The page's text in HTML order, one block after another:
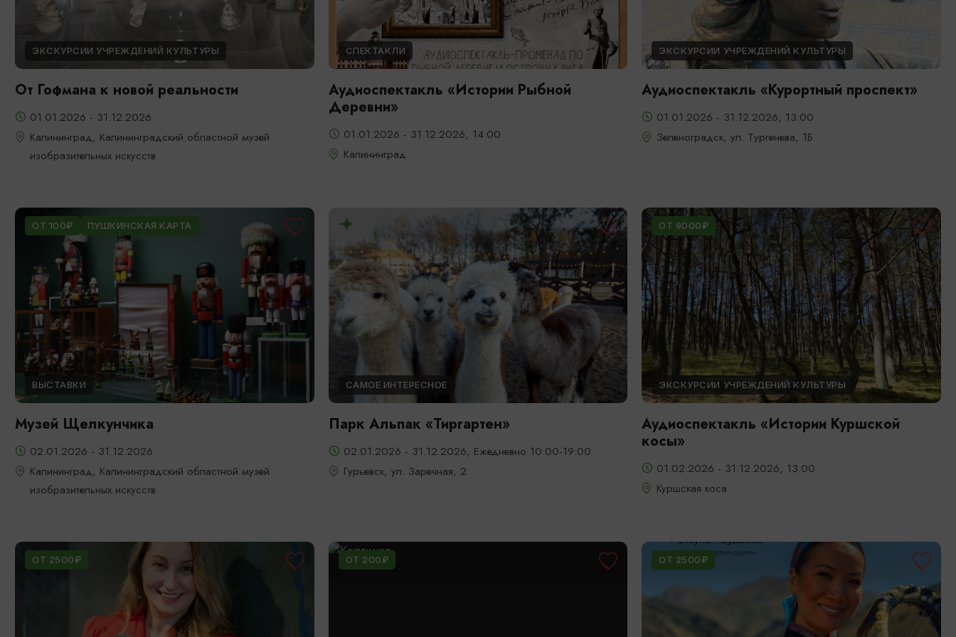
ЭКСКУРСИИ УЧРЕЖДЕНИЙ КУЛЬТУРЫ
От Гофмана к новой реальности
01.01.2026 - 31.12.2026
Калининград, Калининградский областной музей
изобразительных искусств
СПЕКТАКЛИ
Аудиоспектакль «Истории Рыбной
Деревни»
01.01.2026 - 31.12.2026, 14:00
Калининград
ЭКСКУРСИИ УЧРЕЖДЕНИЙ КУЛЬТУРЫ
Аудиоспектакль «Курортный проспект»
01.01.2026 - 31.12.2026, 13:00
Зеленоградск, ул. Тургенева, 1Б
ОТ 100₽ ПУШКИНСКАЯ КАРТА
ВЫСТАВКИ
Музей Щелкунчика
02.01.2026 - 31.12.2026
Калининград, Калининградский областной музей
изобразительных искусств
САМОЕ ИНТЕРЕСНОЕ
Парк Альпак «Тиргартен»
02.01.2026 - 31.12.2026, Ежедневно 10:00-19:00
Гурьевск, ул. Заречная, 2
ОТ 9000₽
ЭКСКУРСИИ УЧРЕЖДЕНИЙ КУЛЬТУРЫ
Аудиоспектакль «Истории Куршской
косы»
01.02.2026 - 31.12.2026, 13:00
Куршская коса
ОТ 2500₽ ОТ 200₽ ОТ 2500₽